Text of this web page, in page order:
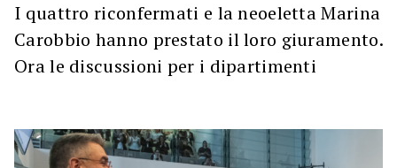
I quattro riconfermati e la neoeletta Marina
Carobbio hanno prestato il loro giuramento.
Ora le discussioni per i dipartimenti